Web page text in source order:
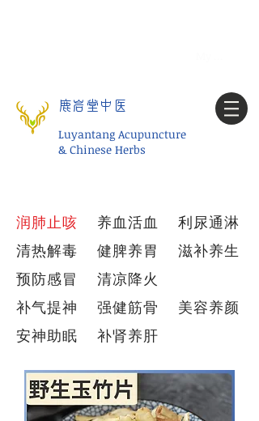
鹿岩堂中医
Luyantang Acupuncture
& Chinese Herbs
​润肺止咳 养血活血
利尿通淋
清热解毒
健脾养胃
滋补养生
预防感冒
清凉降火
补气提神
强健筋骨
​美容养颜
安神助眠
补肾养肝